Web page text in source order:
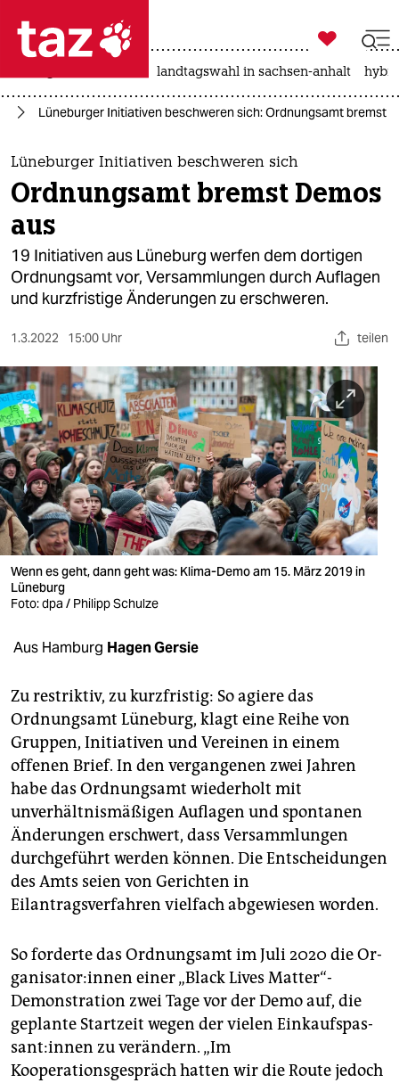
 taz zahl ich
taz zahl ich
themen
politik
öko
gesellschaft
sport
berlin
nord
wahrheit
verlag
verlag
veranstaltungen
unterstützen
abo
genossenschaft
epaper login

taz zahl ich
landtagswahl in sachsen-anhalt
Lüneburger Initiativen beschweren sich: Ordnungsamt bremst
Lüneburger Initiativen beschweren sich
Ordnungsamt bremst Demos
aus
19 Initiativen aus Lüneburg werfen dem dortigen
Ordnungsamt vor, Versammlungen durch Auflagen
und kurzfristige Änderungen zu erschweren.
1.3.2022 15:00 Uhr teilen
Wenn es geht, dann geht was: Klima-Demo am 15. März 2019 in
Lüneburg
Foto: dpa / Philipp Schulze
Aus Hamburg Hagen Gersie
Zu restriktiv, zu kurzfristig: So agiere das
Ordnungsamt Lüneburg, klagt eine Reihe von
Gruppen, Initiativen und Vereinen in einem
offenen Brief. In den vergangenen zwei Jahren
habe das Ordnungsamt wiederholt mit
unverhältnismäßigen Auflagen und spontanen
Änderungen erschwert, dass Versammlungen
durchgeführt werden können. Die Entscheidungen
des Amts seien von Gerichten in
Eilantragsverfahren vielfach abgewiesen worden.
So forderte das Ordnungsamt im Juli 2020 die Or­
ga­ni­sa­to­r:in­nen einer „Black Lives Matter“-
Demonstration zwei Tage vor der Demo auf, die
geplante Startzeit wegen der vielen Ein­kaufs­pas­
san­t:in­nen zu verändern. „Im
Kooperationsgespräch hatten wir die Route jedoch